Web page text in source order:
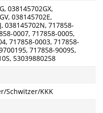
038145702GX,
038145702E,
038145702N, 717858-
0007, 717858-0005,
717858-0003, 717858-
717858-9009S,
53039880258
Schwitzer/KKK